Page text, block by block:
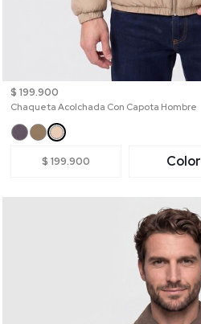
$ 199.900
Chaqueta Acolchada Con Capota Hombre
$ 199.900 Color